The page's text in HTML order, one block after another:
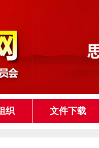
织 文件下载